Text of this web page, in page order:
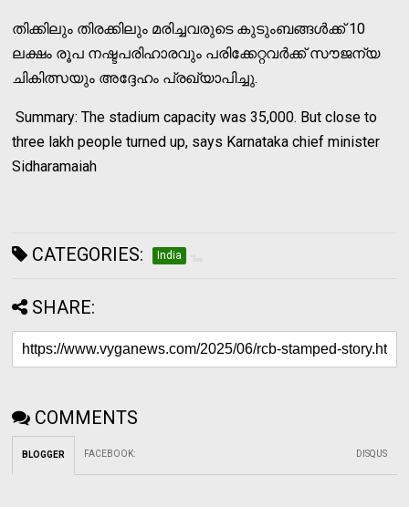
തിക്കിലും തിരക്കിലും മരിച്ചവരുടെ കുടുംബങ്ങൾക്ക് 10
ലക്ഷം രൂപ നഷ്ടപരിഹാരവും പരിക്കേറ്റവർക്ക് സൗജന്യ
ചികിത്സയും അദ്ദേഹം പ്രഖ്യാപിച്ചു.
Summary:The stadium capacity was 35,000. But close to
three lakh people turned up, says Karnataka chief minister
Sidharamaiah
CATEGORIES: India
SHARE:
COMMENTS
BLOGGER FACEBOOK: DISQUS